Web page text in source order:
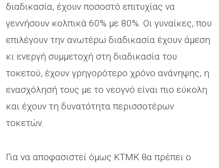
διαδικασία, έχουν ποσοστό επιτυχίας να
γεννήσουν κολπικά 60% με 80%. Οι γυναίκες, που
επιλέγουν την ανωτέρω διαδικασία έχουν άμεση
κι ενεργή συμμετοχή στη διαδικασία του
τοκετού, έχουν γρηγορότερο χρόνο ανάνηψης, η
ενασχόλησή τους με το νεογνό είναι πιο εύκολη
και έχουν τη δυνατότητα περισσοτέρων
τοκετών.
Για να αποφασιστεί όμως ΚΤΜΚ θα πρέπει ο